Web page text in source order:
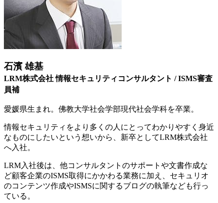
石濱 雄基
LRM株式会社 情報セキュリティコンサルタント / ISMS審査
員補
愛媛県生まれ。佛教大学社会学部現代社会学科を卒業。
情報セキュリティをより多くの人にとってわかりやすく身近
なものにしたいという想いから、新卒としてLRM株式会社
へ入社。
LRM入社後は、他コンサルタントのサポートや文書作成な
ど顧客企業のISMS取得にかかわる業務に加え、セキュリオ
のコンテンツ作成やISMSに関するブログの執筆なども行っ
ている。